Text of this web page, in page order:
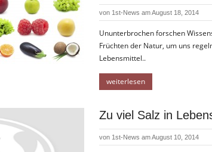
von 1st-News am August 18, 2014
Ununterbrochen forschen
Früchten der Natur, um uns
Lebensmittel..
weiterlesen
Zu viel Salz in
von 1st-News am August 10, 2014